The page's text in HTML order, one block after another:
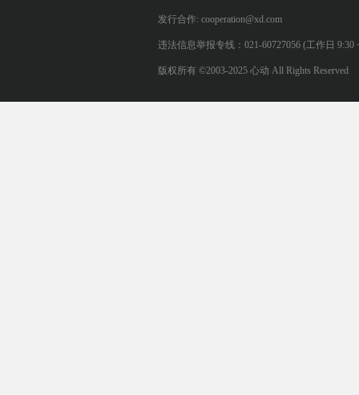
发行合作: cooperation@xd.com
违法信息举报专线：021-60727056 (工作日 9:30
版权所有 ©2003-2025 心动 All Rights Reserved